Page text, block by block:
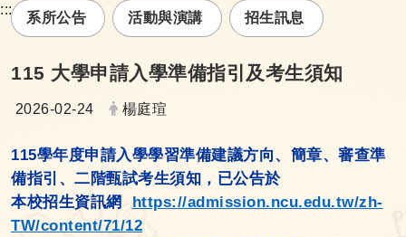
:::
系所公告 活動與演講 招生訊息
115 大學申請入學準備指引及考生須知
日期：
2026-02-24 發布者：
楊庭瑄
115學年度申請入學學習準備建議方向、簡章、審查準
備指引、二階甄試考生須知，已公告於
本校招生資訊網 https://admission.ncu.edu.tw/zh-
TW/content/71/12